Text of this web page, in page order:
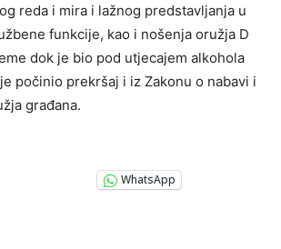
reda i mira i lažnog predstavljanja u
funkcije, kao i nošenja oružja D
dok je bio pod utjecajem alkohola
počinio prekršaj i iz Zakonu o nabavi i
građana.
WhatsApp